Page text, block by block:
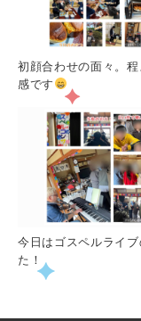
初顔合わせの面々。
感です
今日はゴスペルライブ
た！